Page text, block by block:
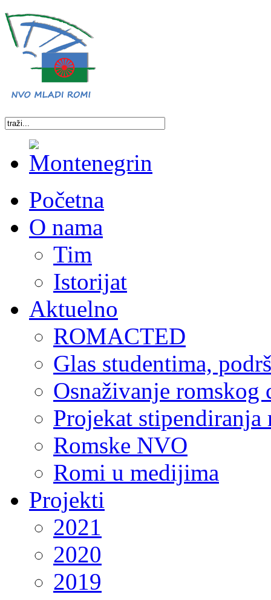
Početna
O nama
Tim
Istorijat
Aktuelno
ROMACTED
Glas studentima,
Osnaživanje
Projekat stipendiranja
Romske NVO
Romi u medijima
Projekti
2021
2020
2019